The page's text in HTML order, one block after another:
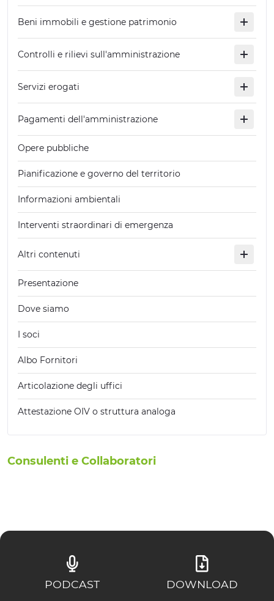
Beni immobili e gestione patrimonio
Controlli e rilievi sull'amministrazione
Servizi erogati
Pagamenti dell'amministrazione
Opere pubbliche
Pianificazione e governo del territorio
Informazioni ambientali
Interventi straordinari di emergenza
Altri contenuti
Presentazione
Dove siamo
I soci
Albo Fornitori
Articolazione degli uffici
Attestazione OIV o struttura analoga
Consulenti e Collaboratori
PODCAST DOWNLOAD